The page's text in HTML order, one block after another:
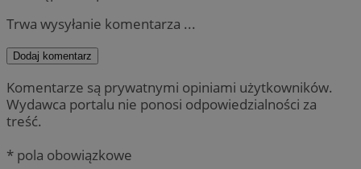
Trwa wysyłanie komentarza ...
Dodaj komentarz
Komentarze są prywatnymi opiniami użytkowników.
Wydawca portalu nie ponosi odpowiedzialności za
treść.
* pola obowiązkowe